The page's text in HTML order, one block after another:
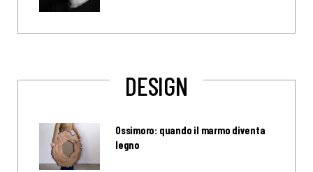
DESIGN
Ossimoro: quando il marmo diventa
legno